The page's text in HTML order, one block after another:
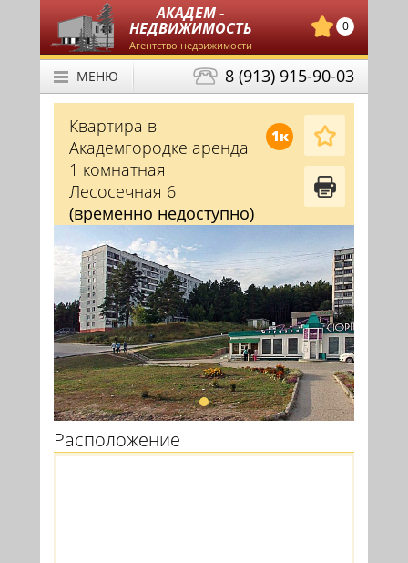
АКАДЕМ -
НЕДВИЖИМОСТЬ
Агентство недвижимости
0
8 (913) 915-90-03
МЕНЮ
1к
Квартира в
Академгородке аренда
1 комнатная
Лесосечная 6
(временно недоступно)
Расположение